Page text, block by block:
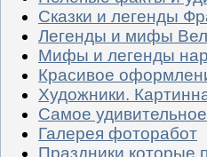
Сказки и легенды
Легенды и мифы
Мифы и легенды
Красивое
Художники.
Самое удивительное
Галерея фоторабот